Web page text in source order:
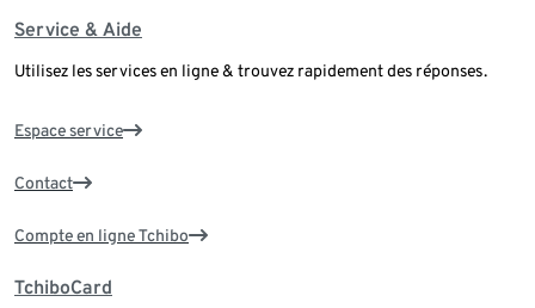
Service & Aide
Utilisez les services en ligne & trouvez rapidement des réponses.
Espace service
Contact
Compte en ligne Tchibo
TchiboCard